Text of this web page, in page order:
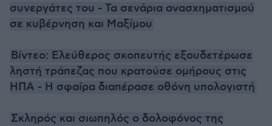
συνεργάτες του - Τα σενάρια ανασχηματισμού
σε κυβέρνηση και Μαξίμου
Βίντεο: Ελεύθερος σκοπευτής εξουδετέρωσε
ληστή τράπεζας που κρατούσε ομήρους στις
ΗΠΑ - Η σφαίρα διαπέρασε οθόνη υπολογιστή
Σκληρός και σιωπηλός ο δολοφόνος της